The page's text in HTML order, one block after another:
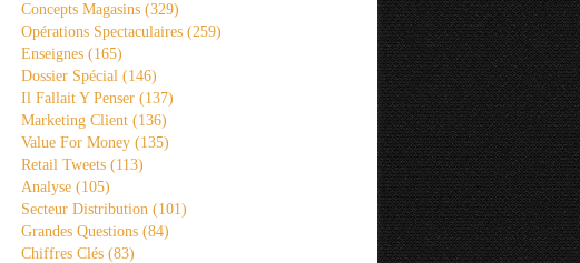
Concepts Magasins (329)
Opérations Spectaculaires (259)
Enseignes (165)
Dossier Spécial (146)
Il Fallait Y Penser (137)
Marketing Client (136)
Value For Money (135)
Retail Tweets (113)
Analyse (105)
Secteur Distribution (101)
Grandes Questions (84)
Chiffres Clés (83)